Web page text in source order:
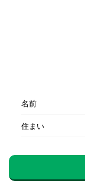
名前
住まい